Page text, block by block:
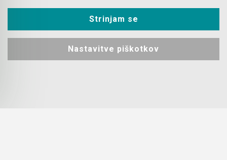
Pogoji poslovanja
Strinjam se
Nastavitve piškotkov
Elastike, gurtne in povezovalni trakovi